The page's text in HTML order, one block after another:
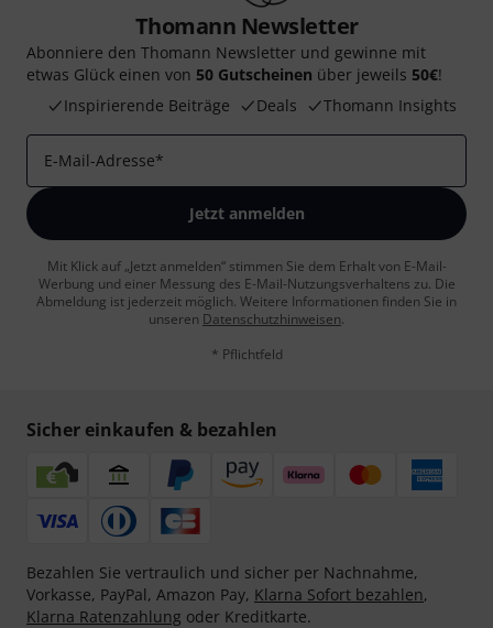
Thomann Newsletter
Abonniere den Thomann Newsletter und gewinne mit
etwas Glück einen von 50 Gutscheinen über jeweils 50€!
Inspirierende Beiträge
Deals Thomann Insights
E-Mail-Adresse*
Jetzt anmelden
Mit Klick auf „Jetzt anmelden“ stimmen Sie dem Erhalt von E-Mail-
Werbung und einer Messung des E-Mail-Nutzungsverhaltens zu. Die
Abmeldung ist jederzeit möglich. Weitere Informationen finden Sie in
unseren Datenschutzhinweisen.
* Pflichtfeld
Sicher einkaufen & bezahlen
Bezahlen Sie vertraulich und sicher per Nachnahme,
Vorkasse, PayPal, Amazon Pay, Klarna Sofort bezahlen,
Klarna Ratenzahlung oder Kreditkarte.